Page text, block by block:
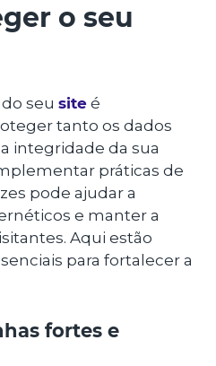
o seu
seu site é
tanto os dados
integridade da sua
práticas de
pode ajudar a
e manter a
Aqui estão
para fortalecer a
fortes e